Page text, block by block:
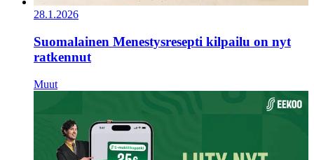
28.1.2026
Suomalainen Menestysresepti kilpailu on nyt
ratkennut
Muut